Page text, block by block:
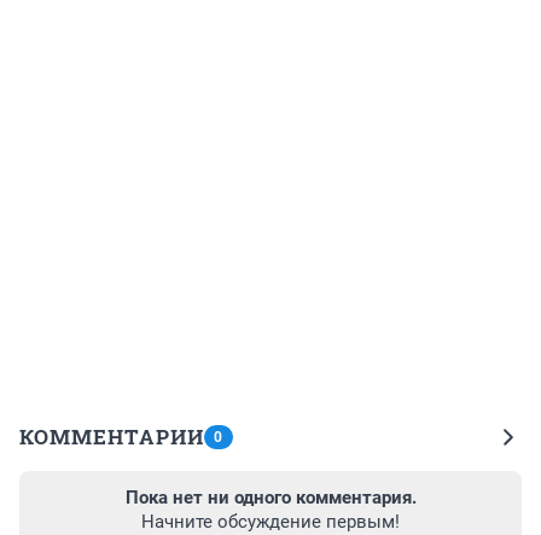
КОММЕНТАРИИ 0
Пока нет ни одного комментария.
Начните обсуждение первым!